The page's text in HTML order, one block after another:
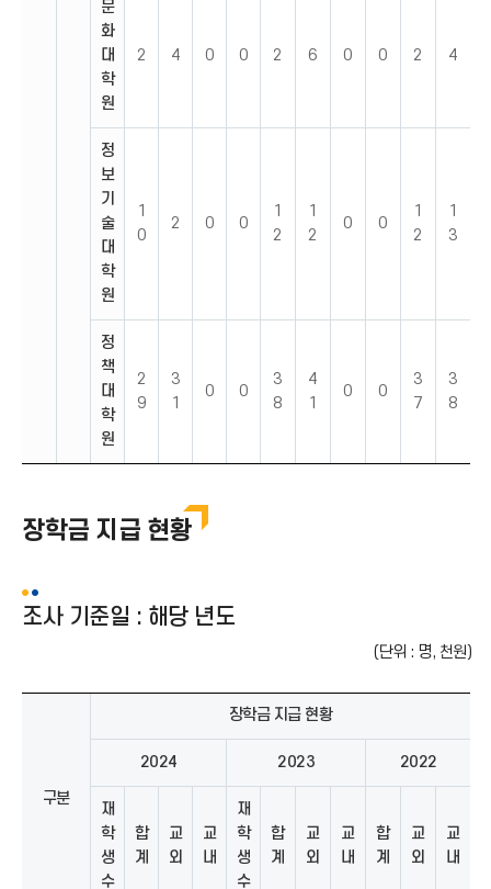
문
화
대
학
원
2 4 0 0 2 6 0 0 2 4
정
보
기
술
대
학
원
1
0
2 0 0
1
2
1
2
0 0
1
2
1
3
정
책
대
학
원
2
9
3
1
0 0
3
8
4
1
0 0
3
7
3
8
장학금 지급 현황
조사 기준일 : 해당 년도
(단위 : 명, 천원)
구분
장학금 지급 현황
2024 2023 2022
재
학
생
수
합
계
교
외
교
내
재
학
생
수
합
계
교
외
교
내
합
계
교
외
교
내